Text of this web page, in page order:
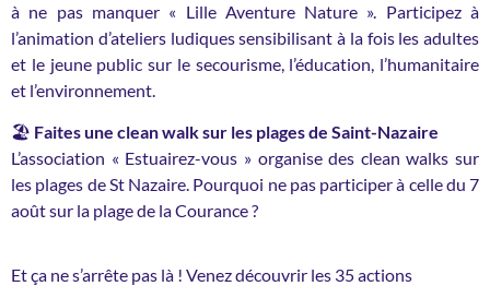
à ne pas manquer « Lille Aventure Nature ». Participez à
l’animation d’ateliers ludiques sensibilisant à la fois les adultes
et le jeune public sur le secourisme, l’éducation, l’humanitaire
et l’environnement.
🏖️ Faites une clean walk sur les plages de Saint-Nazaire
L’association « Estuairez-vous » organise des clean walks sur
les plages de St Nazaire. Pourquoi ne pas participer à celle du 7
août sur la plage de la Courance ?
Et ça ne s’arrête pas là ! Venez découvrir les 35 actions